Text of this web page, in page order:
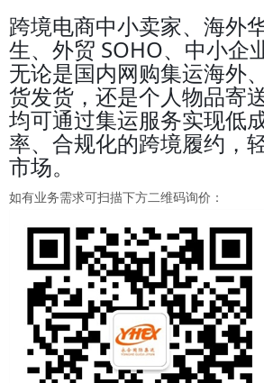
跨境电商中小卖家、海外
生、外贸 SOHO、中小企
无论是国内网购集运海外
货发货，还是个人物品寄
均可通过集运服务实现低
率、合规化的跨境履约，
市场。
如有业务需求可扫描下方二维码询价：